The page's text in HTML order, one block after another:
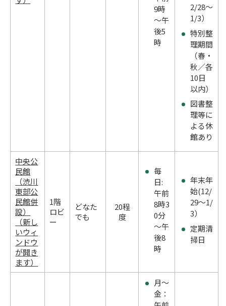
9時
～午
後5
時
2/28～
1/3）
特別整
理期間
（春・
秋／各
10日
以内）
図書整
理等に
よる休
館あり
中央公
民館
（渋川
東部公
民館併
設）
（新し
いウィ
ンドウ
が開き
ます）
1階
ロビ
ー
どなた
でも
20程
度
毎
日:
午前
8時3
0分
～午
後8
時
年末年
始(12/
29～1/
3）
定期清
掃日
月～
金：